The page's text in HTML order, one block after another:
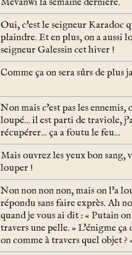
Oui, c'est le seigneur Karadoc
plaindre. Et en plus, on a aussi
seigneur Galessin cet hiver !
Comme ça on sera sûrs de plus
Non mais c'est pas les ennemis,
loupé... il est parti de traviole,
récupérer... ça a foutu le feu...
Mais ouvrez les yeux bon sang,
louper !
Non non non non, mais on l'a
répondu sans faire exprès. Ah
quand je vous ai dit : « Putain
travers une pelle. » L'énigme
on comme à travers quel objet ?